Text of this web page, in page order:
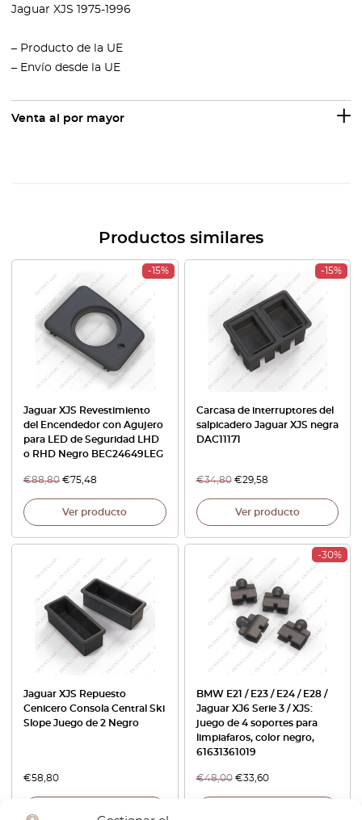
Jaguar XJS 1975-1996
– Producto de la UE
– Envío desde la UE
Venta al por mayor
Productos similares
-15%
Jaguar XJS Revestimiento
del Encendedor con Agujero
para LED de Seguridad LHD
o RHD Negro BEC24649LEG
€88,80 €75,48
Ver producto
-15%
Carcasa de interruptores del
salpicadero Jaguar XJS negra
DAC11171
€34,80 €29,58
Ver producto
Jaguar XJS Repuesto
Cenicero Consola Central Ski
Slope Juego de 2 Negro
€58,80
-30%
BMW E21 / E23 / E24 / E28 /
Jaguar XJ6 Serie 3 / XJS:
juego de 4 soportes para
limpiafaros, color negro,
61631361019
€48,00 €33,60